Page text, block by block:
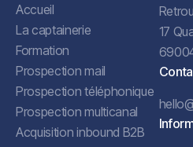
Accueil
La captainerie
Formation
Prospection mail
Prospection téléphonique
Prospection multicanal
Acquisition inbound B2B
17